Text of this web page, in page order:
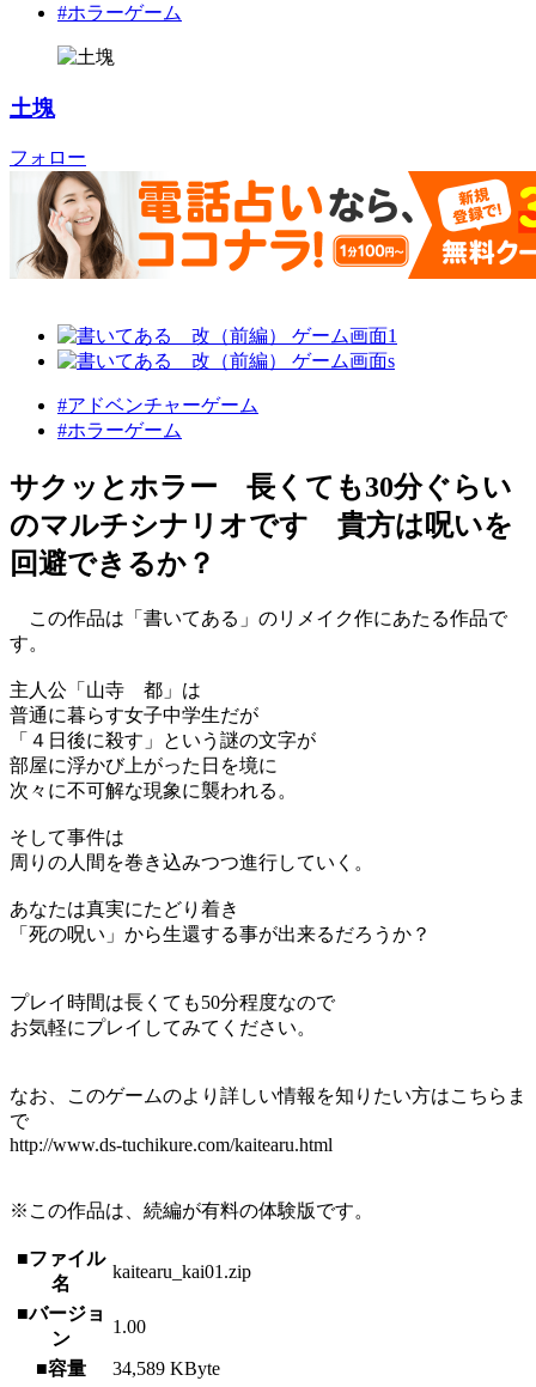
#ホラーゲーム
土塊
フォロー
#アドベンチャーゲーム
#ホラーゲーム
サクッとホラー 長くても30分ぐらい
のマルチシナリオです 貴方は呪いを
回避できるか？
この作品は「書いてある」のリメイク作にあたる作品で
す。
主人公「山寺 都」は
普通に暮らす女子中学生だが
「４日後に殺す」という謎の文字が
部屋に浮かび上がった日を境に
次々に不可解な現象に襲われる。
そして事件は
周りの人間を巻き込みつつ進行していく。
あなたは真実にたどり着き
「死の呪い」から生還する事が出来るだろうか？
プレイ時間は長くても50分程度なので
お気軽にプレイしてみてください。
なお、このゲームのより詳しい情報を知りたい方はこちらま
で
http://www.ds-tuchikure.com/kaitearu.html
※この作品は、続編が有料の体験版です。
■ファイル
名
kaitearu_kai01.zip
■バージョ
ン
1.00
■容量
34,589 KByte